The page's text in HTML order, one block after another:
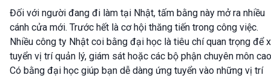
Đối với người đang đi làm tại Nhật, tấm bằng này mở ra nhiều
cánh cửa mới. Trước hết là cơ hội thăng tiến trong công việc.
Nhiều công ty Nhật coi bằng đại học là tiêu chí quan trọng để
tuyển vị trí quản lý, giám sát hoặc các bộ phận chuyên môn
Có bằng đại học giúp bạn dễ dàng ứng tuyển vào những vị trí